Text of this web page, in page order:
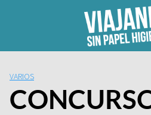
VARIOS